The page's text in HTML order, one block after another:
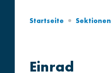
Startseite Sektionen
Einrad